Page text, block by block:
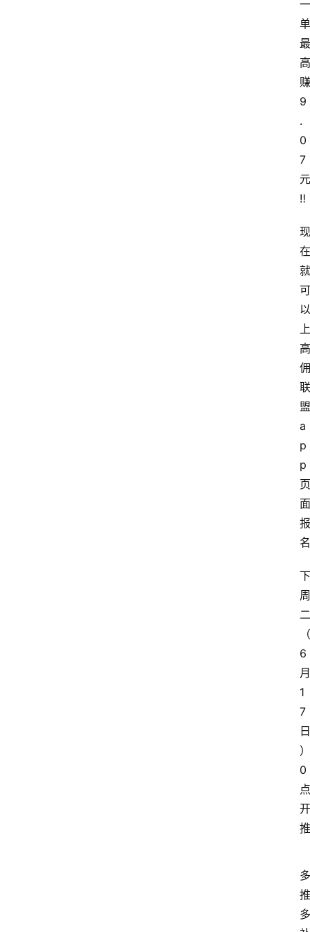
一
单
最
高
赚
9
.
0
7
元
‼️
现
在
就
可
以
上
高
佣
联
盟
a
p
p
页
面
报
名
下
周
二
（
6
月
1
7
日
）
0
点
开
推
多
推
多